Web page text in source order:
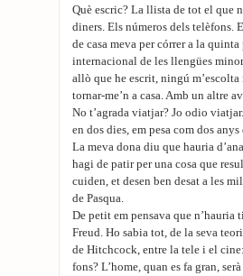
Què escric? La llista de tot el que
diners. Els números dels telèfons.
de casa meva per córrer a la
internacional de les llengües
allò que he escrit, ningú m’escolta
tornar-me’n a casa. Amb un altre
No t’agrada viatjar? Jo odio
en dos dies, em pesa com dos
La meva dona diu que hauria
hagi de patir per una cosa que
cuiden, et desen ben desat a les
de Pasqua.
De petit em pensava que
Freud. Ho sabia tot, de la seva
de Hitchcock, entre la tele i el
fons? L’home, quan es fa gran,